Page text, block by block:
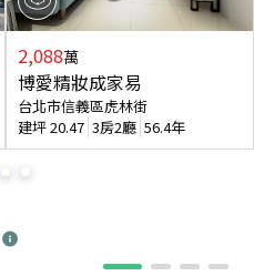
2,088萬
博愛精妝成家易
台北市信義區虎林街
建坪20.47 3房2廳 56.4年